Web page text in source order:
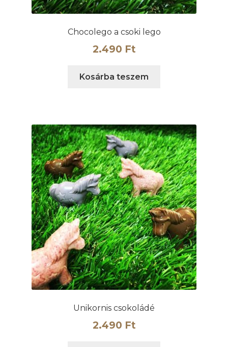
Chocolego a csoki lego
2.490 Ft
Kosárba teszem
Unikornis csokoládé
2.490 Ft